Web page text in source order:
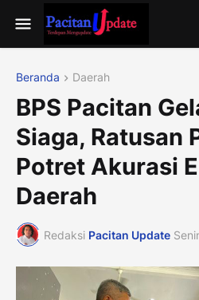
Beranda Daerah
BPS Pacitan
Siaga, Ratusan
Potret Akurasi
Daerah
Redaksi Pacitan Update